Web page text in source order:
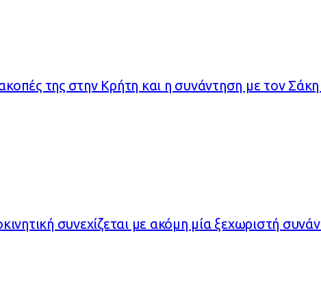
της στην Κρήτη και η συνάντηση με τον
συνεχίζεται με ακόμη μία ξεχωριστή